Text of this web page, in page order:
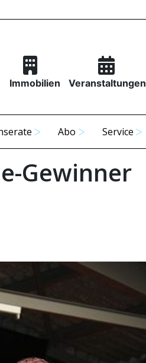
Immobilien Veranstaltungen
Abo Service
Gewinner